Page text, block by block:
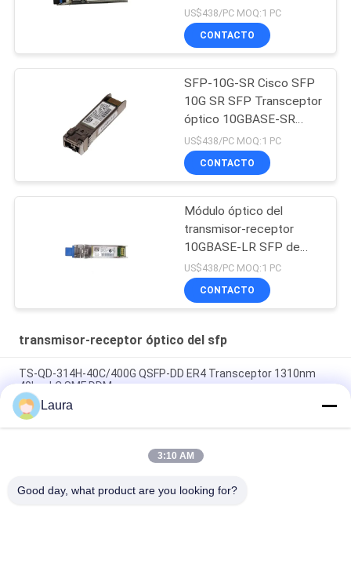
Original
US$438/PC MOQ:1 PC
CONTACTO
SFP-10G-SR Cisco SFP
10G SR SFP Transceptor
óptico 10GBASE-SR
Módulo SFP
US$438/PC MOQ:1 PC
CONTACTO
Módulo óptico del
transmisor-receptor
10GBASE-LR SFP de
SFP 10G LR SFP
US$438/PC MOQ:1 PC
CONTACTO
transmisor-receptor óptico del sfp
TS-QD-314H-40C/400G QSFP-DD ER4 Transceptor 1310nm
40km LC SMF DDM
SFP-10G-LR-C, módulo óptico Huawei SFP+, 10G, 1310 nm, 10
km, LC
SFP-10G-SR, transceptor Cisco SFP+, 10 Gbps/850 nm
Laura
3:10 AM
Good day, what product are you looking for?